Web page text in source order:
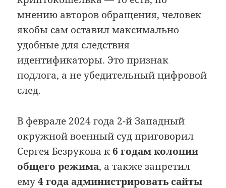
мнению авторов обращения, человек
якобы сам оставил максимально
удобные для следствия
идентификаторы. Это признак
подлога, а не убедительный цифровой
след.
В феврале 2024 года 2-й Западный
окружной военный суд приговорил
Сергея Безрукова к6 годам колонии
общего режима, а также запретил
ему4 года администрировать сайты